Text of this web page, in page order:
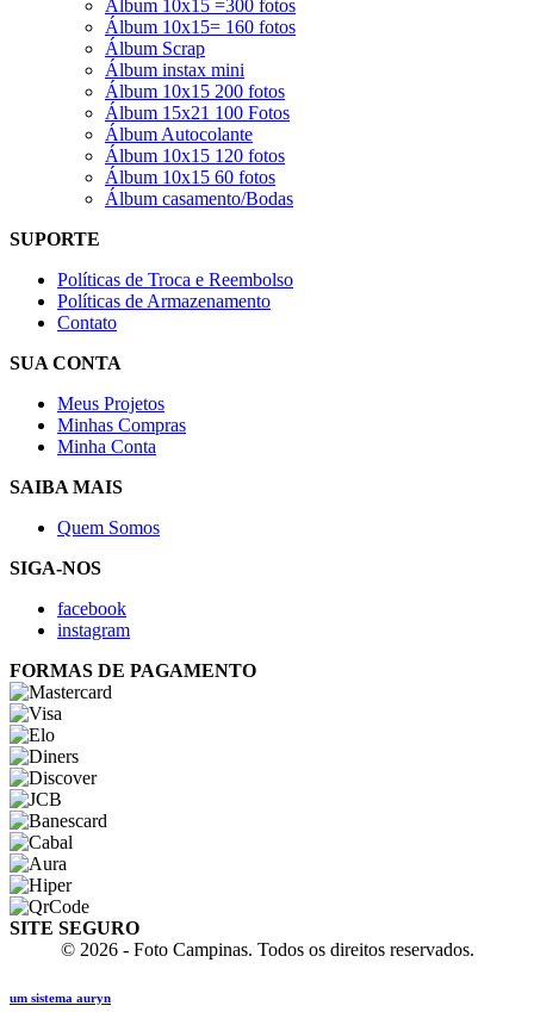
Álbum 10x15 =300 fotos
Álbum 10x15= 160 fotos
Álbum Scrap
Álbum instax mini
Álbum 10x15 200 fotos
Álbum 15x21 100 Fotos
Álbum Autocolante
Álbum 10x15 120 fotos
Álbum 10x15 60 fotos
Álbum casamento/Bodas
SUPORTE
Políticas de Troca e Reembolso
Políticas de Armazenamento
Contato
SUA CONTA
Meus Projetos
Minhas Compras
Minha Conta
SAIBA MAIS
Quem Somos
SIGA-NOS
facebook
instagram
FORMAS DE PAGAMENTO
SITE SEGURO
© 2026 - Foto Campinas. Todos os direitos reservados.
um sistema auryn